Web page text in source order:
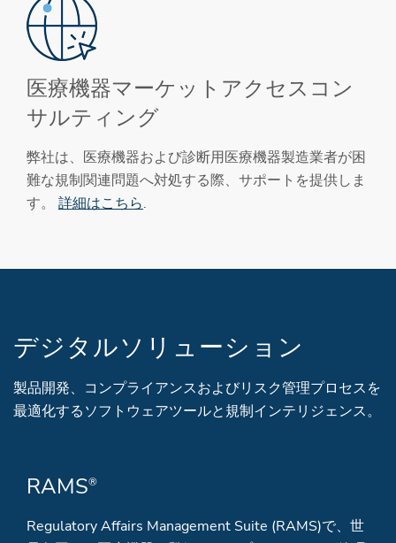
医療機器マーケットアクセスコン
サルティング
弊社は、医療機器および診断用医療機器製造業者が困
難な規制関連問題へ対処する際、サポートを提供しま
す。 詳細はこちら.
デジタルソリューション
製品開発、コンプライアンスおよびリスク管理プロセスを
最適化するソフトウェアツールと規制インテリジェンス。
RAMS®
Regulatory Affairs Management Suite (RAMS)で、世